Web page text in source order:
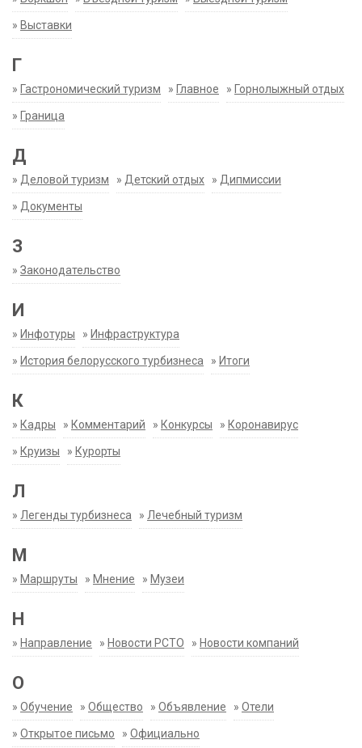
» Выставки
Г
» Гастрономический туризм » Главное » Горнолыжный отдых
» Граница
Д
» Деловой туризм » Детский отдых » Дипмиссии
» Документы
З
» Законодательство
И
» Инфотуры » Инфраструктура
» История белорусского турбизнеса » Итоги
К
» Кадры » Комментарий » Конкурсы » Коронавирус
» Круизы » Курорты
Л
» Легенды турбизнеса » Лечебный туризм
М
» Маршруты » Мнение » Музеи
Н
» Направление » Новости РСТО » Новости компаний
О
» Обучение » Общество » Объявление » Отели
» Открытое письмо » Официально